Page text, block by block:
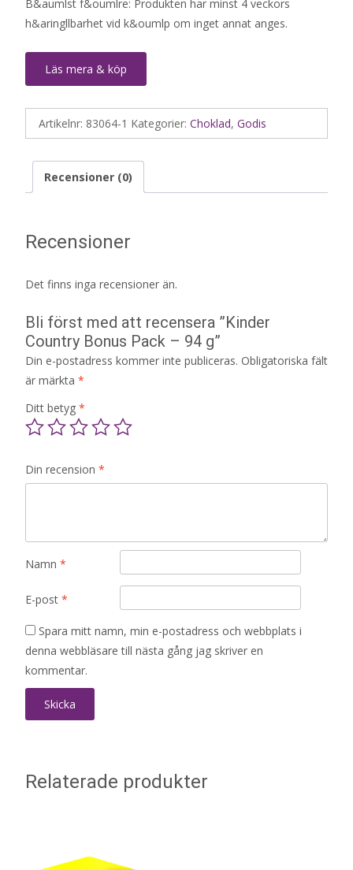
B&aumlst f&oumlre: Produkten har minst 4 veckors
h&aringllbarhet vid k&oumlp om inget annat anges.
Läs mera & köp
Artikelnr: 83064-1 Kategorier: Choklad, Godis
Recensioner (0)
Recensioner
Det finns inga recensioner än.
Bli först med att recensera ”Kinder
Country Bonus Pack – 94 g”
Din e-postadress kommer inte publiceras. Obligatoriska fält
är märkta *
Ditt betyg *
Din recension *
Namn *
E-post *
Spara mitt namn, min e-postadress och webbplats i
denna webbläsare till nästa gång jag skriver en
kommentar.
Relaterade produkter